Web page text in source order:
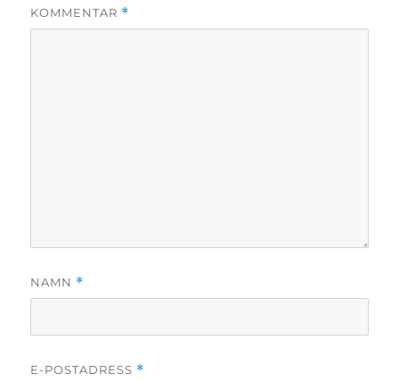
KOMMENTAR *
NAMN *
E-POSTADRESS *